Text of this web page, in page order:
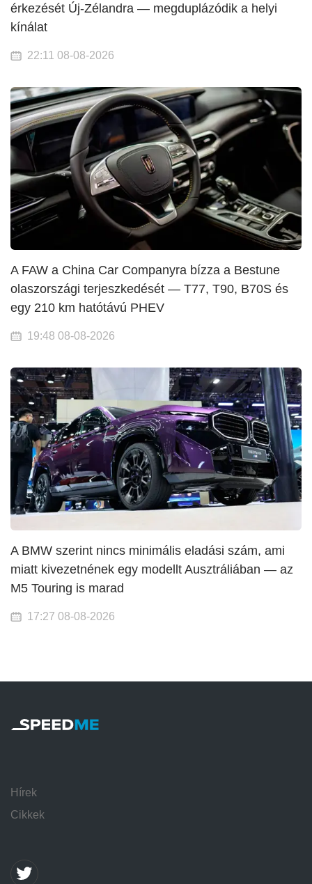
érkezését Új-Zélandra — megduplázódik a helyi
kínálat
22:11 08-08-2026
A FAW a China Car Companyra bízza a Bestune
olaszországi terjeszkedését — T77, T90, B70S és
egy 210 km hatótávú PHEV
19:48 08-08-2026
A BMW szerint nincs minimális eladási szám, ami
miatt kivezetnének egy modellt Ausztráliában — az
M5 Touring is marad
17:27 08-08-2026
Hírek
Cikkek